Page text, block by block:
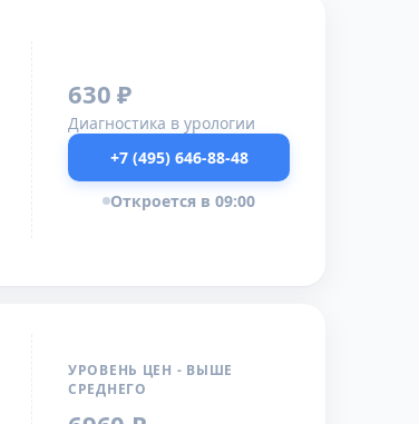
630 ₽
Диагностика в урологии
+7 (495) 646-88-48
Откроется в 09:00
УРОВЕНЬ ЦЕН - ВЫШЕ
СРЕДНЕГО